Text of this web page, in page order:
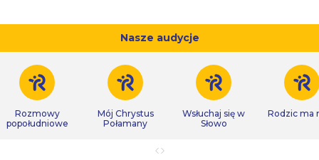
Nasze audycje
Rozmowy
popołudniowe
Mój Chrystus
Połamany
Wsłuchaj się w
Słowo
Rodzic ma